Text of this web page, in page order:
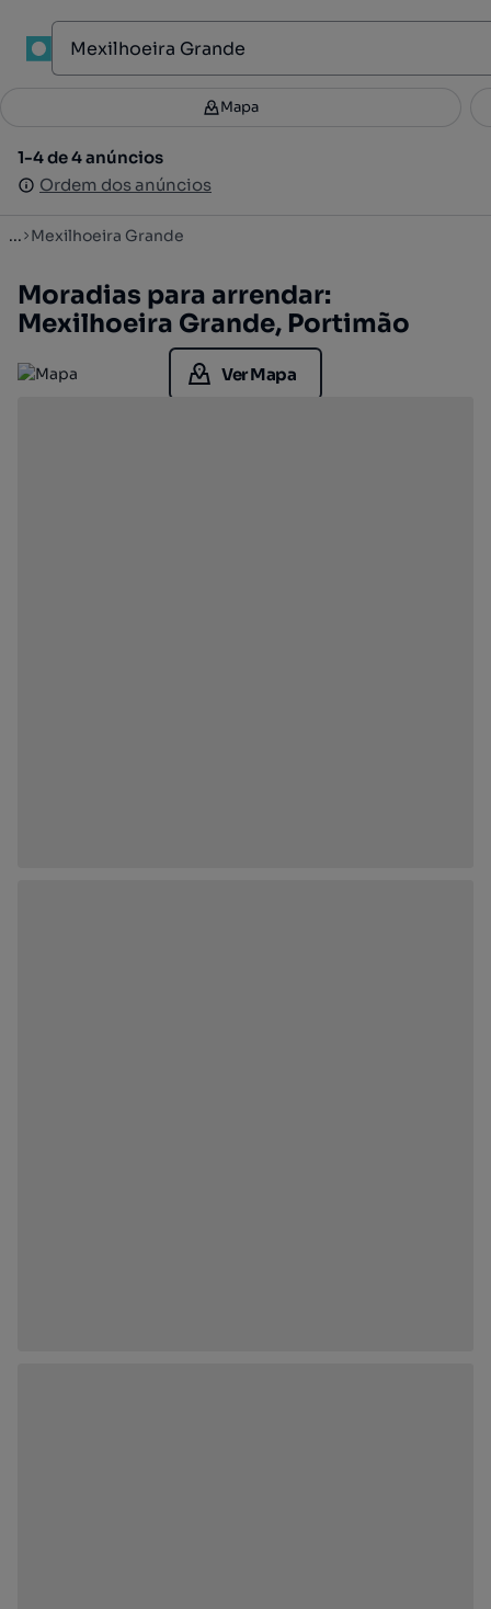
Filtros 3
1-4 de 4 anúncios
Ordem dos anúncios
Mapa
1-4 de 4 anúncios
Ordem dos anúncios
... Mexilhoeira Grande
Moradias para arrendar:
Mexilhoeira Grande, Portimão
Ver Mapa